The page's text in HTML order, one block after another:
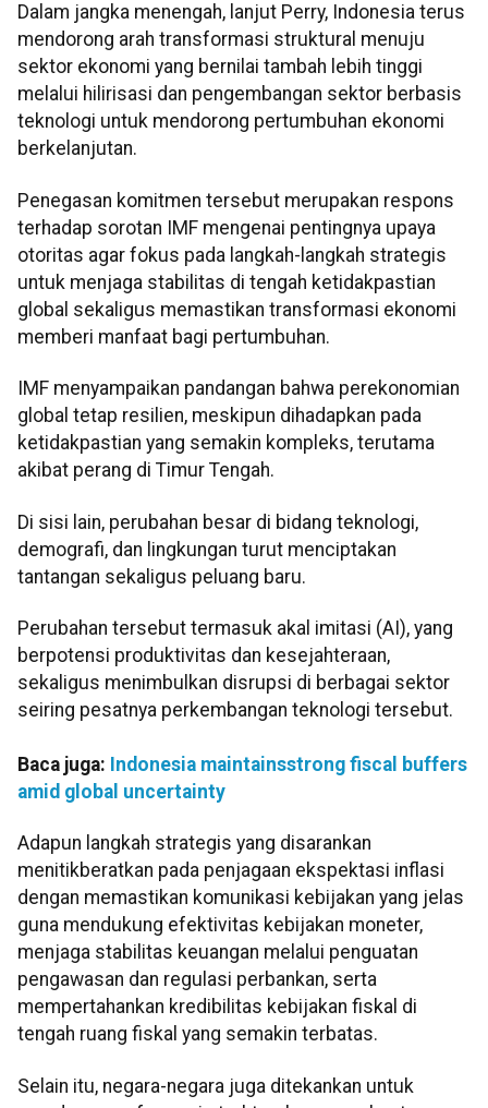
Dalam jangka menengah, lanjut Perry, Indonesia terus
mendorong arah transformasi struktural menuju
sektor ekonomi yang bernilai tambah lebih tinggi
melalui hilirisasi dan pengembangan sektor berbasis
teknologi untuk mendorong pertumbuhan ekonomi
berkelanjutan.
Penegasan komitmen tersebut merupakan respons
terhadap sorotan IMF mengenai pentingnya upaya
otoritas agar fokus pada langkah-langkah strategis
untuk menjaga stabilitas di tengah ketidakpastian
global sekaligus memastikan transformasi ekonomi
memberi manfaat bagi pertumbuhan.
IMF menyampaikan pandangan bahwa perekonomian
global tetap resilien, meskipun dihadapkan pada
ketidakpastian yang semakin kompleks, terutama
akibat perang di Timur Tengah.
Di sisi lain, perubahan besar di bidang teknologi,
demografi, dan lingkungan turut menciptakan
tantangan sekaligus peluang baru.
Perubahan tersebut termasuk akal imitasi (AI), yang
berpotensi produktivitas dan kesejahteraan,
sekaligus menimbulkan disrupsi di berbagai sektor
seiring pesatnya perkembangan teknologi tersebut.
Baca juga: Indonesia maintainsstrong fiscal buffers
amid global uncertainty
Adapun langkah strategis yang disarankan
menitikberatkan pada penjagaan ekspektasi inflasi
dengan memastikan komunikasi kebijakan yang jelas
guna mendukung efektivitas kebijakan moneter,
menjaga stabilitas keuangan melalui penguatan
pengawasan dan regulasi perbankan, serta
mempertahankan kredibilitas kebijakan fiskal di
tengah ruang fiskal yang semakin terbatas.
Selain itu, negara-negara juga ditekankan untuk